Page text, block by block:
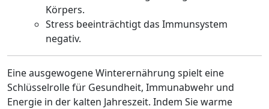
Körpers.
Stress beeinträchtigt das Immunsystem
negativ.
Eine ausgewogene Winterernährung spielt eine
Schlüsselrolle für Gesundheit, Immunabwehr und
Energie in der kalten Jahreszeit. Indem Sie warme